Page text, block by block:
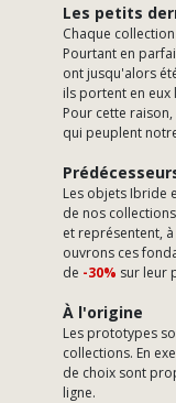
Les petits
Chaque
Pourtant en
ont jusqu'alors
ils portent en
Pour cette
qui peuplent
Les objets Ibride
de nos
et représentent,
ouvrons ces
de -30% sur leur
À l'origine
Les prototypes
collections. En
de choix sont
ligne.